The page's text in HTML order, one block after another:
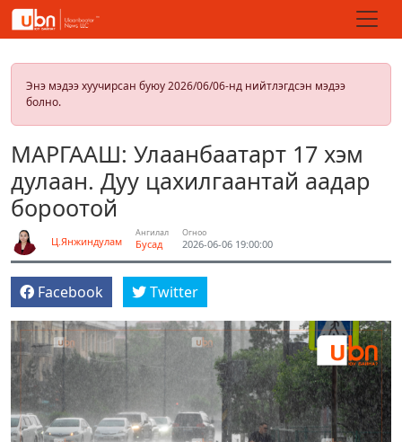
Энэ мэдээ хуучирсан буюу 2026/06/06-нд нийтлэгдсэн мэдээ
болно.
МАРГААШ: Улаанбаатарт 17 хэм
дулаан. Дуу цахилгаантай аадар
бороотой
Ц.Янжиндулам
Ангилал
Бусад
Огноо
2026-06-06 19:00:00
Facebook Twitter